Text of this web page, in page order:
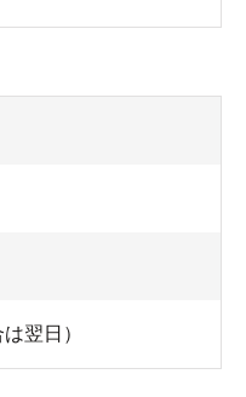
翌日）